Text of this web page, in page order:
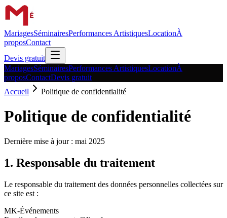
MariagesSéminairesPerformances ArtistiquesLocationÀ
proposContact
Devis gratuit
MariagesSéminairesPerformances ArtistiquesLocationÀ
proposContactDevis gratuit
Accueil
Politique de confidentialité
Politique de confidentialité
Dernière mise à jour : mai 2025
1. Responsable du traitement
Le responsable du traitement des données personnelles collectées sur
ce site est :
MK-Événements